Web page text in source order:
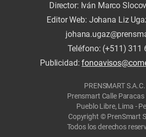
Director: Iván Marco
Editor Web: Johana Liz
Teléfono: (+511) 311
Publicidad:
PRENSMART S.A.C.
Prensmart Calle
Pueblo Libre, Lima -
Copyright © PrenSmart
Todos los derechos